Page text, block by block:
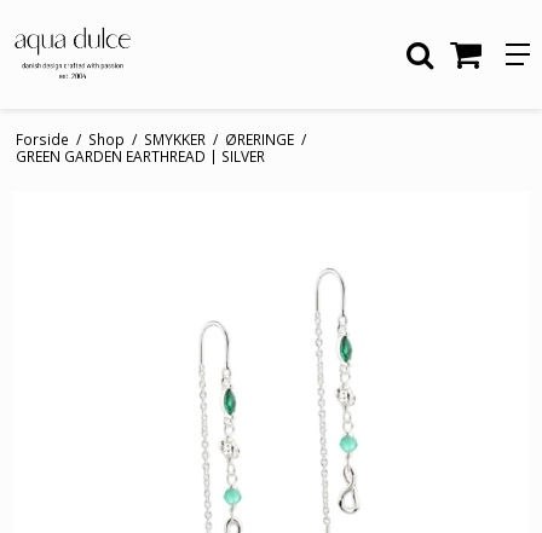
Forside / Shop / SMYKKER / ØRERINGE /
GREEN GARDEN EARTHREAD | SILVER